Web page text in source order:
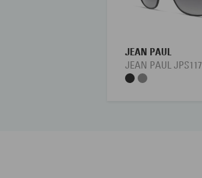
JEAN PAUL
JEAN PAUL JPS117